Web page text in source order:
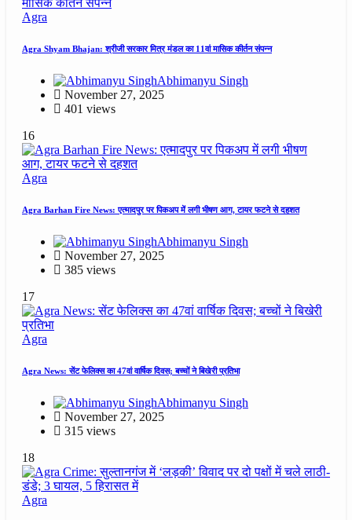
Agra
Agra Shyam Bhajan: श्रीजी सरकार मित्र मंडल का 11वां मासिक कीर्तन संपन्न
Abhimanyu Singh
November 27, 2025
401 views
16
Agra
Agra Barhan Fire News: एत्मादपुर पर पिकअप में लगी भीषण आग, टायर फटने से दहशत
Abhimanyu Singh
November 27, 2025
385 views
17
Agra
Agra News: सेंट फेलिक्स का 47वां वार्षिक दिवस; बच्चों ने बिखेरी प्रतिभा
Abhimanyu Singh
November 27, 2025
315 views
18
Agra